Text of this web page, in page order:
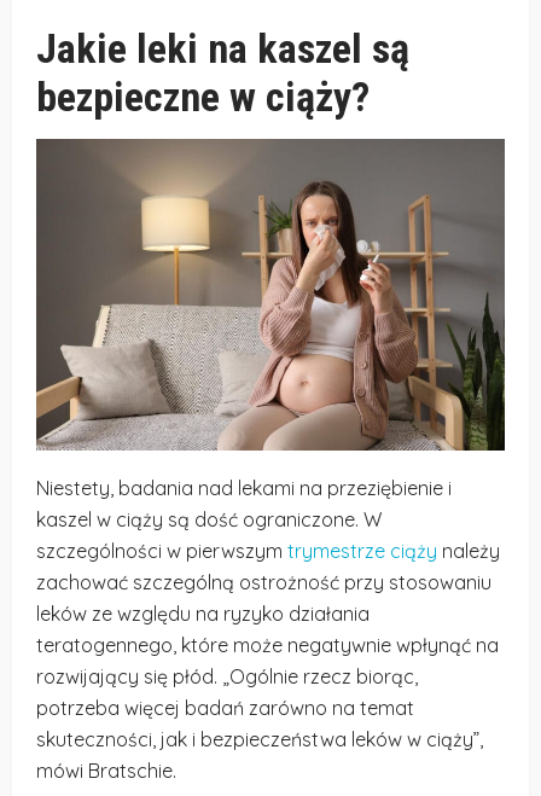
Jakie leki na kaszel są
bezpieczne w ciąży?
Niestety, badania nad lekami na przeziębienie i
kaszel w ciąży są dość ograniczone. W
szczególności w pierwszym trymestrze ciąży należy
zachować szczególną ostrożność przy stosowaniu
leków ze względu na ryzyko działania
teratogennego, które może negatywnie wpłynąć na
rozwijający się płód. „Ogólnie rzecz biorąc,
potrzeba więcej badań zarówno na temat
skuteczności, jak i bezpieczeństwa leków w ciąży”,
mówi Bratschie.